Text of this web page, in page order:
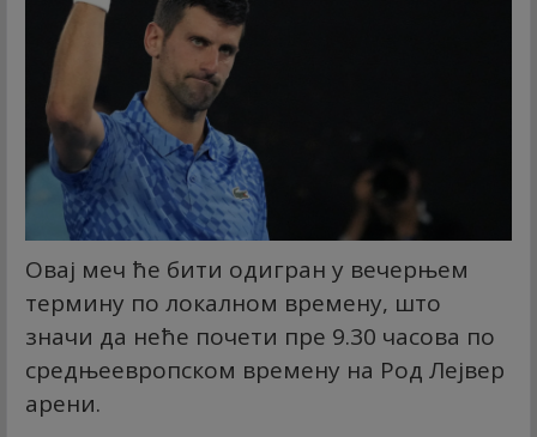
Овај меч ће бити одигран у вечерњем
термину по локалном времену, што
значи да неће почети пре 9.30 часова по
средњеевропском времену на Род Лејвер
арени.